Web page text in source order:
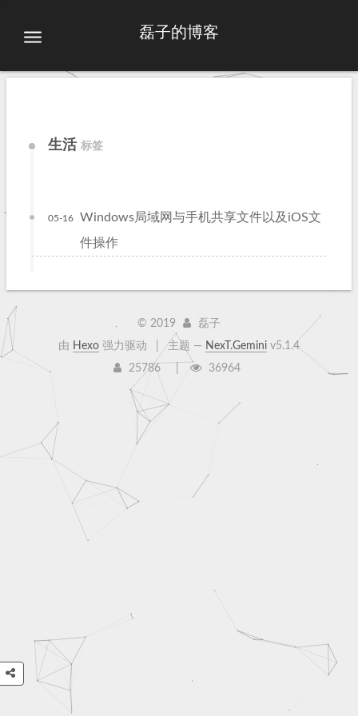
磊子的博客
生活 标签
Windows局域网与手机共享文件以及iOS文
件操作
05-16
© 2019
磊子
由 Hexo 强力驱动 主题 — NexT.Gemini v5.1.4
25786
36964